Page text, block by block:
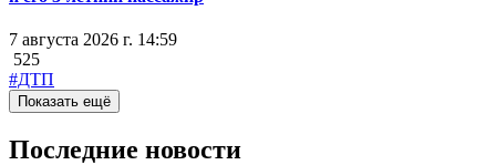
7 августа 2026 г. 14:59
525
#ДТП
Показать ещё
Последние новости